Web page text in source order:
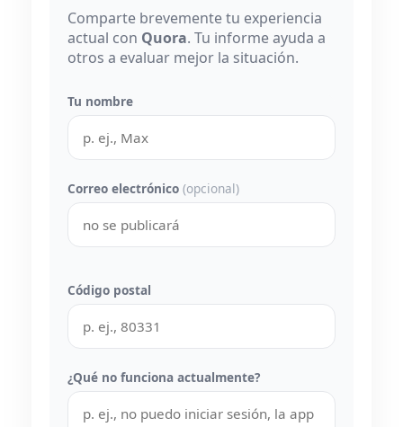
Comparte brevemente tu experiencia
actual con Quora. Tu informe ayuda a
otros a evaluar mejor la situación.
Tu nombre
Correo electrónico (opcional)
Código postal
¿Qué no funciona actualmente?